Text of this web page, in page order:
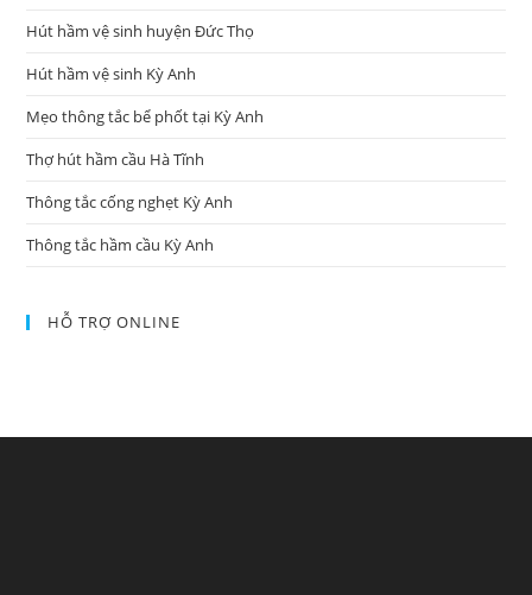
Hút hầm vệ sinh huyện Đức Thọ
Hút hầm vệ sinh Kỳ Anh
Mẹo thông tắc bể phốt tại Kỳ Anh
Thợ hút hầm cầu Hà Tĩnh
Thông tắc cống nghẹt Kỳ Anh
Thông tắc hầm cầu Kỳ Anh
HỖ TRỢ ONLINE